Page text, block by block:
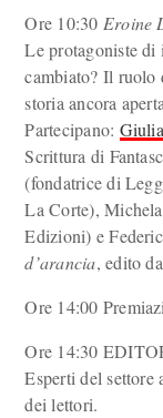
Ore 10:30 Eroine
Le protagoniste di
cambiato? Il ruolo
storia ancora
Partecipano:
Scrittura di
(fondatrice di
La Corte),
Edizioni) e
d’arancia, edito
Ore 14:00
Ore 14:30
Esperti del settore
dei lettori.